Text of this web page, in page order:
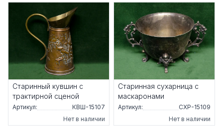
Старинный кувшин с
трактирной сценой
Артикул:
КВШ-15107
Нет в наличии
Старинная сухарница с
маскаронами
Артикул:
СХР-15109
Нет в наличии